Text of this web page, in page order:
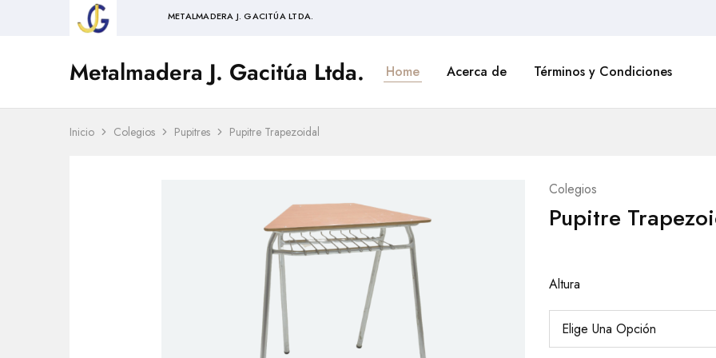
METALMADERA J. GACITÚA LTDA.
Metalmadera J. Gacitúa Ltda.
Metalmadera Home Acerca de Términos y Condiciones
Inicio Colegios Pupitres Pupitre Trapezoidal
Colegios
Pupitre
Altura